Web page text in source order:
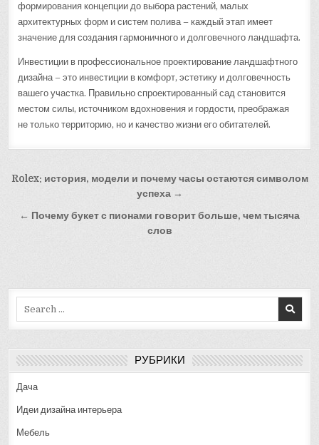
формирования концепции до выбора растений, малых
архитектурных форм и систем полива – каждый этап имеет
значение для создания гармоничного и долговечного ландшафта.
Инвестиции в профессиональное проектирование ландшафтного
дизайна – это инвестиции в комфорт, эстетику и долговечность
вашего участка. Правильно спроектированный сад становится
местом силы, источником вдохновения и гордости, преображая
не только территорию, но и качество жизни его обитателей.
Навигация
записям
Rolex: история, модели и почему часы остаются символом
успеха →
← Почему букет с пионами говорит больше, чем тысяча
слов
РУБРИКИ
Дача
Идеи дизайна интерьера
Мебель